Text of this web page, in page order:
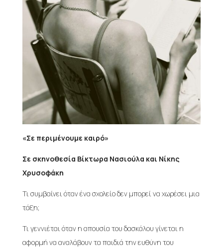
«Σε περιμένουμε καιρό»
Σε σκηνοθεσία Βίκτωρα Νασιούλα και Νίκης
Χρυσοφάκη
Τι συμβαίνει όταν ένα σχολείο δεν μπορεί να χωρέσει μια
τάξη;
Τι γεννιέται όταν η απουσία του δασκάλου γίνεται η
αφορμή να αναλάβουν τα παιδιά την ευθύνη του